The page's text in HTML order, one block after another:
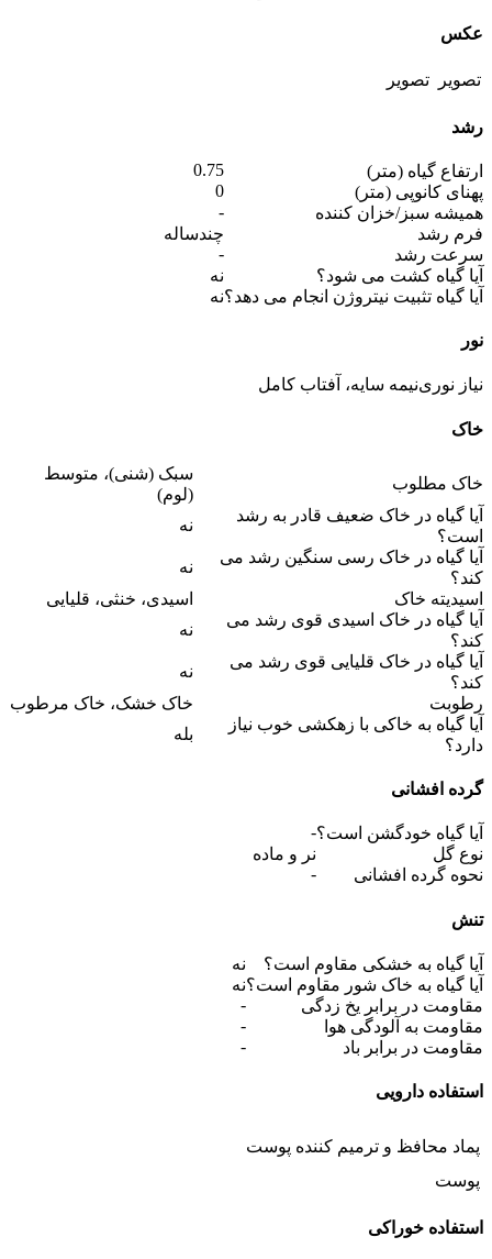
عکس
رشد
ارتفاع گیاه (متر)
0.75
پهنای کانوپی (متر)
0
همیشه سبز/خزان کننده
-
فرم رشد
چندساله
سرعت رشد
-
آیا گیاه کشت می شود؟
نه
آیا گیاه تثبیت نیتروژن انجام می دهد؟نه
نور
نیاز نورینیمه سایه، آفتاب کامل
خاک
خاک مطلوب
سبک (شنی)، متوسط
(لوم)
آیا گیاه در خاک ضعیف قادر به رشد
است؟
نه
آیا گیاه در خاک رسی سنگین رشد می
کند؟
نه
اسیدیته خاک
اسیدی، خنثی، قلیایی
آیا گیاه در خاک اسیدی قوی رشد می
کند؟
نه
آیا گیاه در خاک قلیایی قوی رشد می
کند؟
نه
رطوبت
خاک خشک، خاک مرطوب
آیا گیاه به خاکی با زهکشی خوب نیاز
دارد؟
بله
گرده افشانی
آیا گیاه خودگشن است؟-
نوع گل
نر و ماده
نحوه گرده افشانی
-
تنش
آیا گیاه به خشکی مقاوم است؟
نه
آیا گیاه به خاک شور مقاوم است؟نه
مقاومت در برابر یخ زدگی
-
مقاومت به آلودگی هوا
-
مقاومت در برابر باد
-
استفاده دارویی
پماد محافظ و ترمیم کننده پوست
پوست
استفاده خوراکی